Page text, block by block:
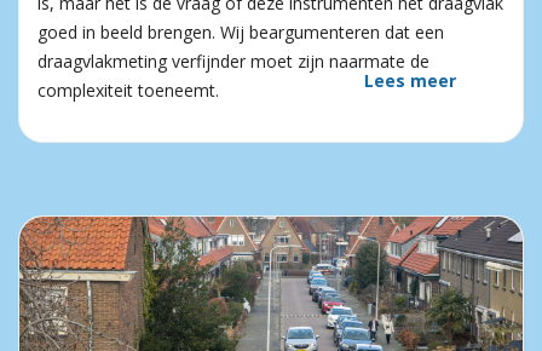
goed in beeld brengen. Wij beargumenteren dat een
draagvlakmeting verfijnder moet zijn naarmate de
complexiteit toeneemt.
Lees meer